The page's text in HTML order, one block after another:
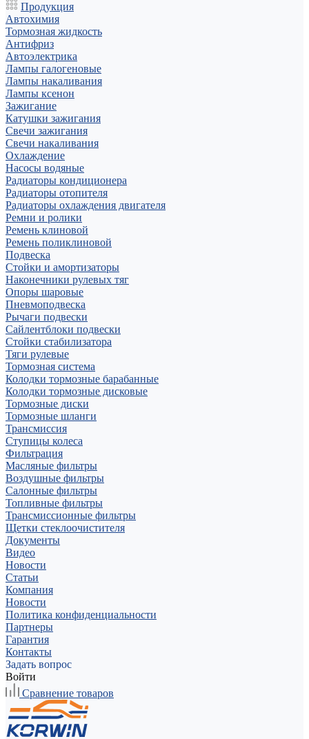
Продукция
Автохимия
Тормозная жидкость
Антифриз
Автоэлектрика
Лампы галогеновые
Лампы накаливания
Лампы ксенон
Зажигание
Катушки зажигания
Свечи зажигания
Свечи накаливания
Охлаждение
Насосы водяные
Радиаторы кондиционера
Радиаторы отопителя
Радиаторы охлаждения двигателя
Ремни и ролики
Ремень клиновой
Ремень поликлиновой
Подвеска
Стойки и амортизаторы
Наконечники рулевых тяг
Опоры шаровые
Пневмоподвеска
Рычаги подвески
Сайлентблоки подвески
Стойки стабилизатора
Тяги рулевые
Тормозная система
Колодки тормозные барабанные
Колодки тормозные дисковые
Тормозные диски
Тормозные шланги
Трансмиссия
Ступицы колеса
Фильтрация
Масляные фильтры
Воздушные фильтры
Салонные фильтры
Топливные фильтры
Трансмиссионные фильтры
Щетки стеклоочистителя
Документы
Видео
Новости
Статьи
Компания
Новости
Политика конфиденциальности
Партнеры
Гарантия
Контакты
Задать вопрос
Войти
Сравнение товаров